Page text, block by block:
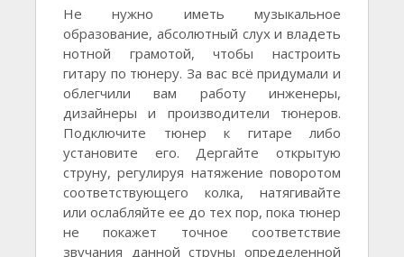
Не нужно иметь музыкальное
образование, абсолютный слух и владеть
нотной грамотой, чтобы настроить
гитару по тюнеру. За вас всё придумали и
облегчили вам работу инженеры,
дизайнеры и производители тюнеров.
Подключите тюнер к гитаре либо
установите его. Дергайте открытую
струну, регулируя натяжение поворотом
соответствующего колка, натягивайте
или ослабляйте ее до тех пор, пока тюнер
не покажет точное соответствие
звучания данной струны определенной